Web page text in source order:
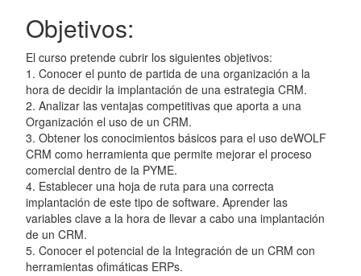
Objetivos:
El curso pretende cubrir los siguientes objetivos:
1. Conocer el punto de partida de una organización a la
hora de decidir la implantación de una estrategia CRM.
2. Analizar las ventajas competitivas que aporta a una
Organización el uso de un CRM.
3. Obtener los conocimientos básicos para el uso deWOLF
CRM como herramienta que permite mejorar el proceso
comercial dentro de la PYME.
4. Establecer una hoja de ruta para una correcta
implantación de este tipo de software. Aprender las
variables clave a la hora de llevar a cabo una implantación
de un CRM.
5. Conocer el potencial de la Integración de un CRM con
herramientas ofimáticas ERPs.